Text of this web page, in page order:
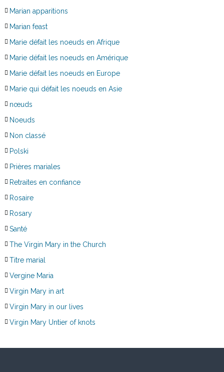
Marian apparitions
Marian feast
Marie défait les noeuds en Afrique
Marie défait les noeuds en Amérique
Marie défait les noeuds en Europe
Marie qui défait les noeuds en Asie
nœuds
Noeuds
Non classé
Polski
Prières mariales
Retraites en confiance
Rosaire
Rosary
Santé
The Virgin Mary in the Church
Titre marial
Vergine Maria
Virgin Mary in art
Virgin Mary in our lives
Virgin Mary Untier of knots